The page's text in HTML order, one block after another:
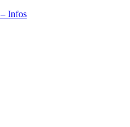
Infos